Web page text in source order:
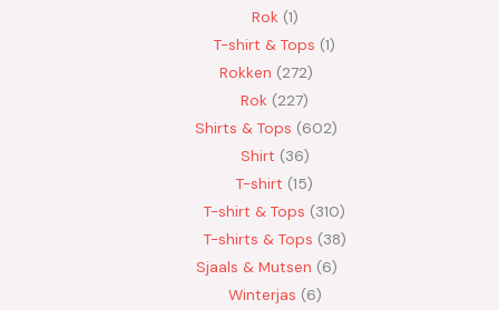
Rok 1
T-shirt & Tops 1
Rokken 272
Rok 227
Shirts & Tops 602
Shirt 36
T-shirt 15
T-shirt & Tops 310
T-shirts & Tops 38
Sjaals & Mutsen 6
Winterjas 6